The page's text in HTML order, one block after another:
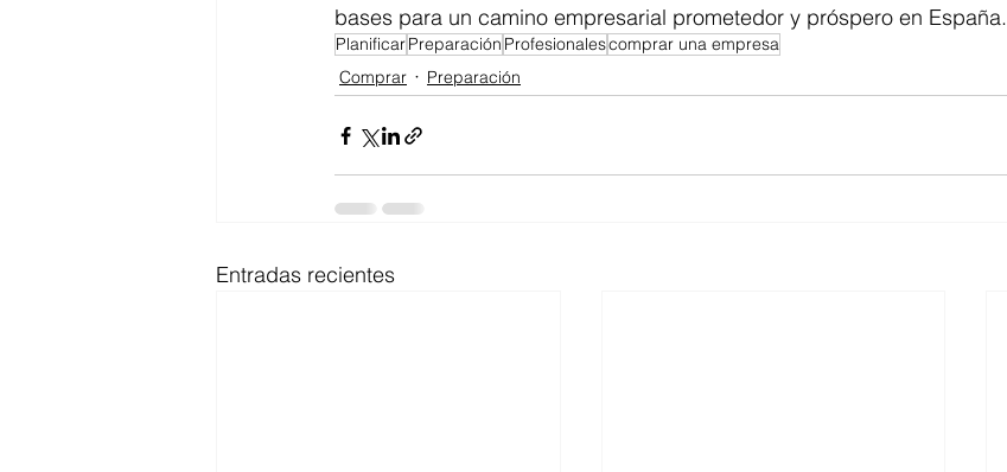
bases para un camino empresarial prometedor y próspero en España.
PlanificarPreparación Profesionalescomprar una empresa
Comprar
Preparación
Entradas recientes